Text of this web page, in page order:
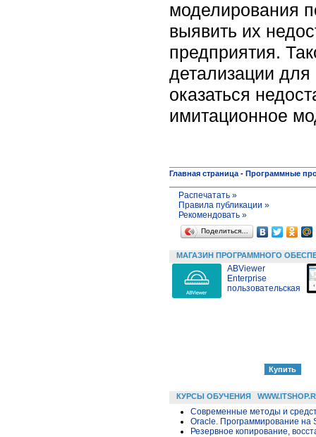
моделирования
выявить их
предприятия.
детализации
оказаться
имитационное
Главная страница - Программные
Распечатать »
Правила публикации »
Рекомендовать »
Поделиться…
МАГАЗИН ПРОГРАММНОГО
ABViewer
Enterprise
пользовательская
КУРСЫ ОБУЧЕНИЯ
Современные методы и
Oracle. Программирование на
Резервное копирование,